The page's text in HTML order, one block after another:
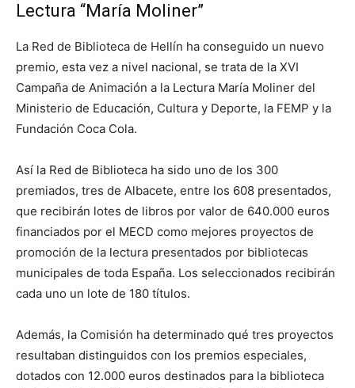
Lectura “María Moliner”
La Red de Biblioteca de Hellín ha conseguido un nuevo
premio, esta vez a nivel nacional, se trata de la XVI
Campaña de Animación a la Lectura María Moliner del
Ministerio de Educación, Cultura y Deporte, la FEMP y la
Fundación Coca Cola.
Así la Red de Biblioteca ha sido uno de los 300
premiados, tres de Albacete, entre los 608 presentados,
que recibirán lotes de libros por valor de 640.000 euros
financiados por el MECD como mejores proyectos de
promoción de la lectura presentados por bibliotecas
municipales de toda España. Los seleccionados recibirán
cada uno un lote de 180 títulos.
Además, la Comisión ha determinado qué tres proyectos
resultaban distinguidos con los premios especiales,
dotados con 12.000 euros destinados para la biblioteca